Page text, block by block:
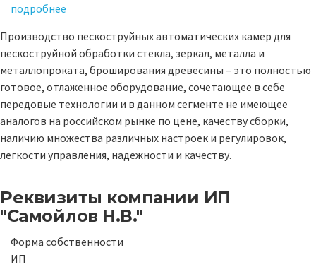
подробнее
Производство пескоструйных автоматических камер для
пескоструйной обработки стекла, зеркал, металла и
металлопроката, броширования древесины – это полностью
готовое, отлаженное оборудование, сочетающее в себе
передовые технологии и в данном сегменте не имеющее
аналогов на российском рынке по цене, качеству сборки,
наличию множества различных настроек и регулировок,
легкости управления, надежности и качеству.
Реквизиты компании ИП
"Самойлов Н.В."
Форма собственности
ИП